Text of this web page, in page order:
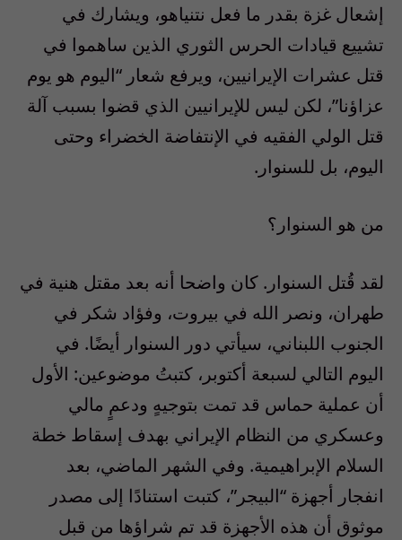
إشعال غزة بقدر ما فعل نتنياهو، ويشارك في
تشييع قيادات الحرس الثوري الذين ساهموا في
قتل عشرات الإيرانيين، ويرفع شعار “اليوم هو يوم
عزاؤنا”، لكن ليس للإيرانيين الذي قضوا بسبب آلة
قتل الولي الفقيه في الإنتفاضة الخضراء وحتى
اليوم، بل للسنوار.
من هو السنوار؟
لقد قُتل السنوار. كان واضحا أنه بعد مقتل هنية في
طهران، ونصر الله في بيروت، وفؤاد شكر في
الجنوب اللبناني، سيأتي دور السنوار أيضًا. في
اليوم التالي لسبعة أكتوبر، كتبتُ موضوعين: الأول
أن عملية حماس قد تمت بتوجيهٍ ودعمٍ مالي
وعسكري من النظام الإيراني بهدف إسقاط خطة
السلام الإبراهيمية. وفي الشهر الماضي، بعد
انفجار أجهزة “البيجر”، كتبت استنادًا إلى مصدر
موثوق أن هذه الأجهزة قد تم شراؤها من قبل